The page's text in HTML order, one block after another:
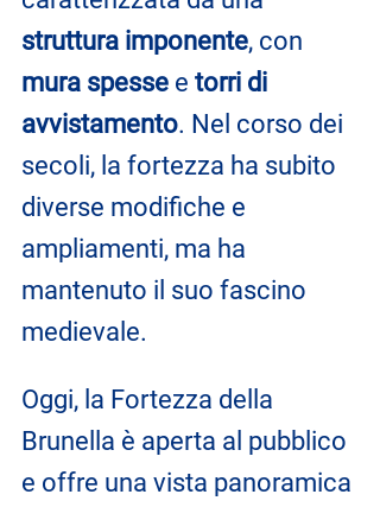
struttura imponente, con
mura spesse e torri di
avvistamento. Nel corso dei
secoli, la fortezza ha subito
diverse modifiche e
ampliamenti, ma ha
mantenuto il suo fascino
medievale.
Oggi, la Fortezza della
Brunella è aperta al pubblico
e offre una vista panoramica